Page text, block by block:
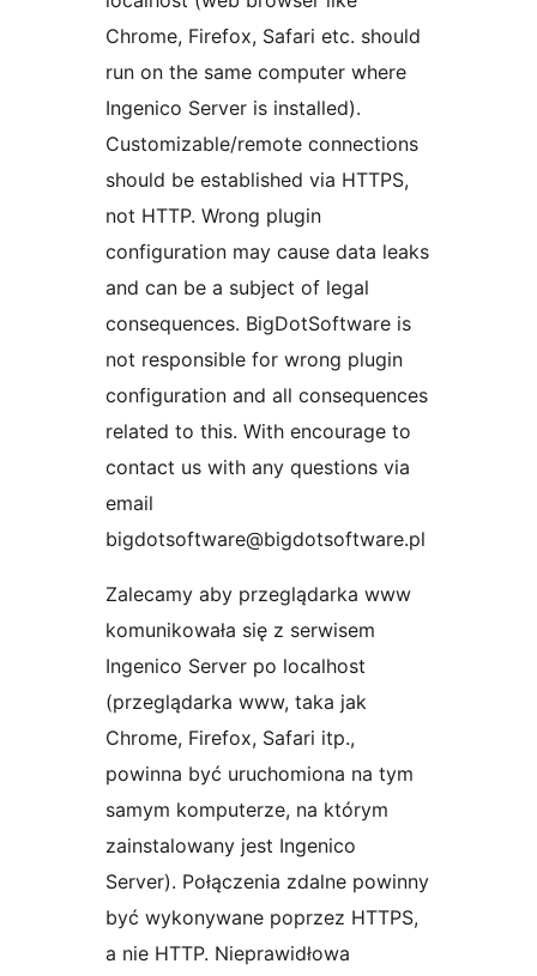
Chrome, Firefox, Safari etc. should
run on the same computer where
Ingenico Server is installed).
Customizable/remote connections
should be established via HTTPS,
not HTTP. Wrong plugin
configuration may cause data leaks
and can be a subject of legal
consequences. BigDotSoftware is
not responsible for wrong plugin
configuration and all consequences
related to this. With encourage to
contact us with any questions via
email
bigdotsoftware@bigdotsoftware.pl
Zalecamy aby przeglądarka www
komunikowała się z serwisem
Ingenico Server po localhost
(przeglądarka www, taka jak
Chrome, Firefox, Safari itp.,
powinna być uruchomiona na tym
samym komputerze, na którym
zainstalowany jest Ingenico
Server). Połączenia zdalne powinny
być wykonywane poprzez HTTPS,
a nie HTTP. Nieprawidłowa